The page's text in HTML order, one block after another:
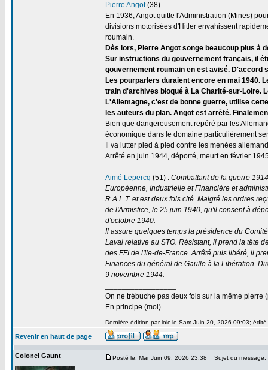
Pierre Angot(38)
En 1936, Angot quitte l'Administration (Mines)
divisions motorisées d'Hitler envahissent
roumain.
Dès lors, Pierre Angot songe beaucoup plus à
Sur instructions du gouvernement français, il
gouvernement roumain en est avisé. D'accord
Les pourparlers duraient encore en mai 1940.
train d'archives bloqué à La Charité-sur-Loire.
L'Allemagne, c'est de bonne guerre, utilise
les auteurs du plan. Angot est arrêté.
Bien que dangereusement repéré par les
économique dans le domaine particulièrement
Il va lutter pied à pied contre les menées
Arrêté en juin 1944, déporté, meurt en février
Aimé Lepercq (51) : Combattant de la guerre
Européenne, Industrielle et Financière et
R.A.L.T. et est deux fois cité. Malgré les ordres
de l'Armistice, le 25 juin 1940, qu'il consent à
d'octobre 1940.
Il assure quelques temps la présidence du
Laval relative au STO. Résistant, il prend la tête
des FFI de l'Ile-de-France. Arrêté puis libéré, il
Finances du général de Gaulle à la Libération.
9 novembre 1944.
On ne trébuche pas deux fois sur la même pierre
En principe (moi) ...
Dernière édition par loic le Sam Juin 20, 2026 09:03; édité
Revenir en haut de page
Colonel Gaunt Posté le: Mar Juin 09, 2026 23:38 Sujet du message: